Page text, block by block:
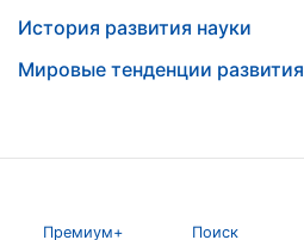
История развития науки
Мировые тенденции развития
Премиум+ Поиск